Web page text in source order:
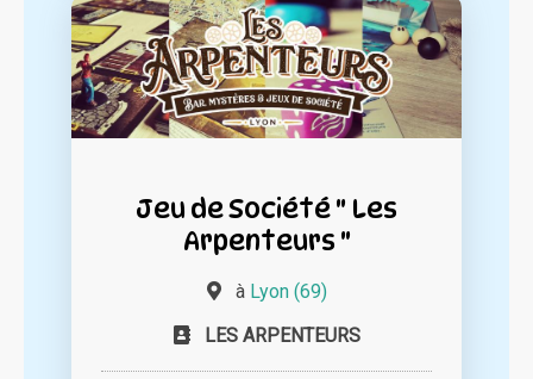
Jeu de Société " Les
Arpenteurs "
à Lyon (69)
LES ARPENTEURS